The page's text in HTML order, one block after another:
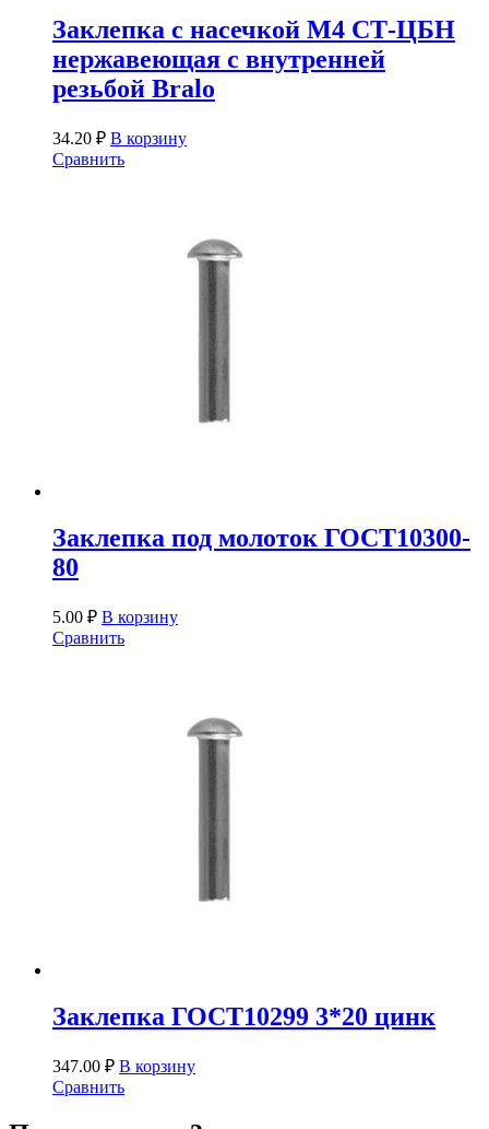
Заклепка с насечкой М4 СТ-ЦБН
нержавеющая с внутренней
резьбой Bralo
34.20 ₽ В корзину
Сравнить
Заклепка под молоток ГОСТ10300-
80
5.00 ₽ В корзину
Сравнить
Заклепка ГОСТ10299 3*20 цинк
347.00 ₽ В корзину
Сравнить